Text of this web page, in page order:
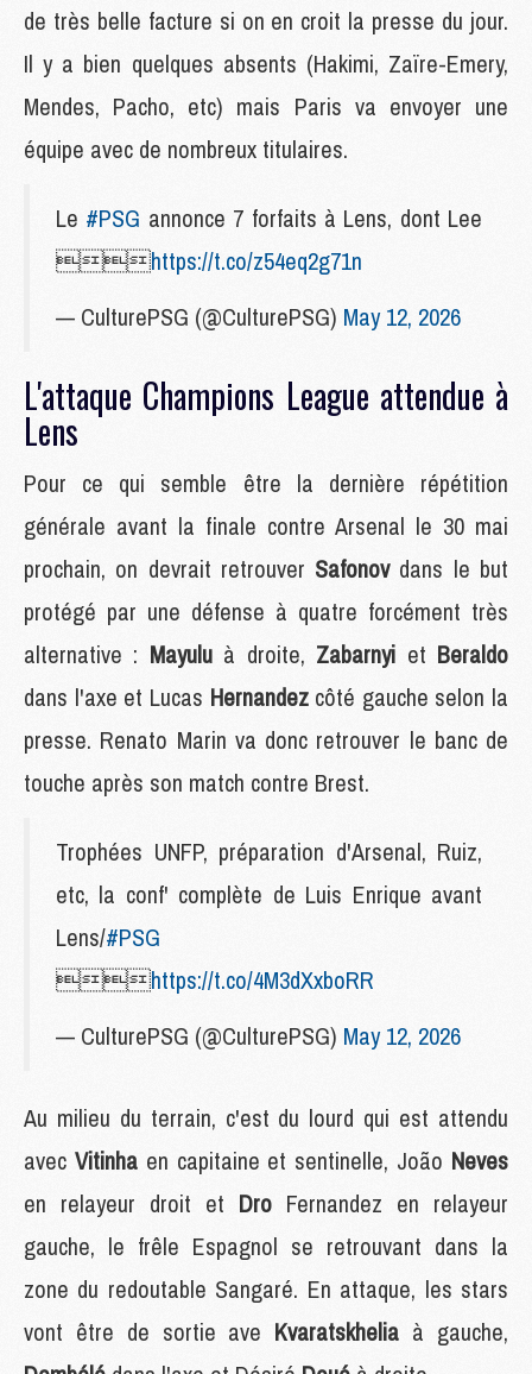
de très belle facture si on en croit la presse du jour.
Il y a bien quelques absents (Hakimi, Zaïre-Emery,
Mendes, Pacho, etc) mais Paris va envoyer une
équipe avec de nombreux titulaires.
Le #PSG annonce 7 forfaits à Lens, dont Lee
https://t.co/z54eq2g71n
— CulturePSG (@CulturePSG) May 12, 2026
L'attaque Champions League attendue à
Lens
Pour ce qui semble être la dernière répétition
générale avant la finale contre Arsenal le 30 mai
prochain, on devrait retrouver Safonov dans le but
protégé par une défense à quatre forcément très
alternative : Mayulu à droite, Zabarnyi et Beraldo
dans l'axe et Lucas Hernandez côté gauche selon la
presse. Renato Marin va donc retrouver le banc de
touche après son match contre Brest.
Trophées UNFP, préparation d'Arsenal, Ruiz,
etc, la conf' complète de Luis Enrique avant
Lens/#PSG
https://t.co/4M3dXxboRR
— CulturePSG (@CulturePSG) May 12, 2026
Au milieu du terrain, c'est du lourd qui est attendu
avec Vitinha en capitaine et sentinelle, João Neves
en relayeur droit et Dro Fernandez en relayeur
gauche, le frêle Espagnol se retrouvant dans la
zone du redoutable Sangaré. En attaque, les stars
vont être de sortie ave Kvaratskhelia à gauche,